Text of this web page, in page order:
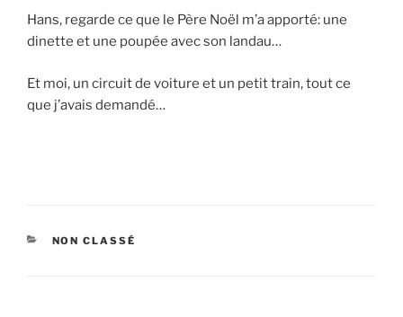
Hans, regarde ce que le Père Noël m’a apporté: une
dinette et une poupée avec son landau…
Et moi, un circuit de voiture et un petit train, tout ce
que j’avais demandé…
CATÉGORIES
NON CLASSÉ